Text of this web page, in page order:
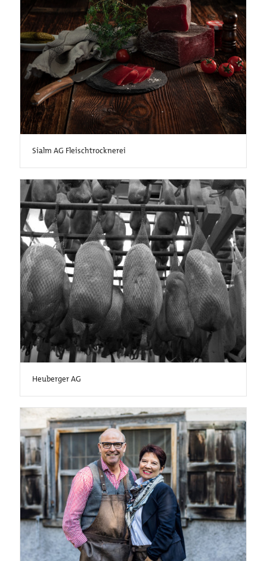
Sialm AG Fleischtrocknerei
Heuberger AG